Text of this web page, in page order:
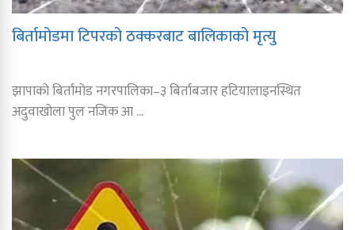
बिर्तामोडमा टिपरको ठक्करबाट बालिकाको मृत्यु
झापाको बिर्तामोड नगरपालिका–३ बिर्ताबजार हटियालाइनस्थित
अदुवाखोला पुल नजिक आ ...